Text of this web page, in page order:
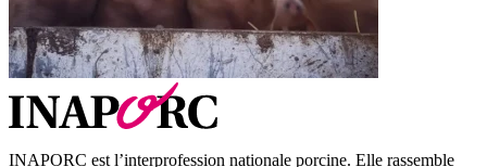
INAPORC est l’interprofession nationale porcine. Elle rassemble